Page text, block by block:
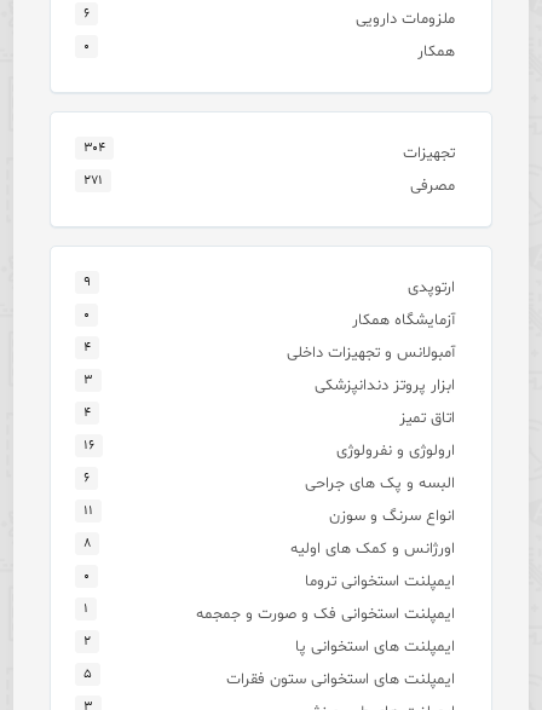
ملزومات دارویی ۶
همکار ۰
تجهیزات ۳۰۴
مصرفی ۲۷۱
ارتوپدی ۹
آزمایشگاه همکار ۰
آمبولانس و تجهیزات داخلی ۴
ابزار پروتز دندانپزشکی ۳
اتاق تمیز ۴
ارولوژی و نفرولوژی ۱۶
البسه و پک های جراحی ۶
انواع سرنگ و سوزن ۱۱
اورژانس و کمک های اولیه ۸
ایمپلنت استخوانی تروما ۰
ایمپلنت استخوانی فک و صورت و جمجمه ۱
ایمپلنت های استخوانی پا ۲
ایمپلنت های استخوانی ستون فقرات ۵